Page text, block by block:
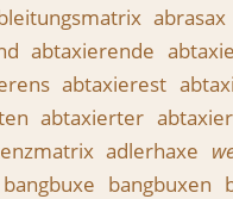
abrasax
abtaxierende
abtaxierest
abtaxierter
adlerhaxe
bangbuxe bangbuxen